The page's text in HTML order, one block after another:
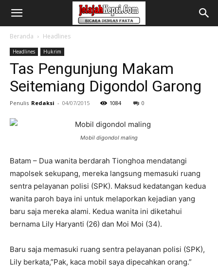
Beranda Headlines
Headlines Hukrim
Tas Pengunjung Makam
Seitemiang Digondol Garong
Penulis Redaksi - 04/07/2015 1084 0
Mobil digondol maling
Batam – Dua wanita berdarah Tionghoa mendatangi
mapolsek sekupang, mereka langsung memasuki ruang
sentra pelayanan polisi (SPK). Maksud kedatangan kedua
wanita paroh baya ini untuk melaporkan kejadian yang
baru saja mereka alami. Kedua wanita ini diketahui
bernama Lily Haryanti (26) dan Moi Moi (34).
Baru saja memasuki ruang sentra pelayanan polisi (SPK),
Lily berkata,”Pak, kaca mobil saya dipecahkan orang.”